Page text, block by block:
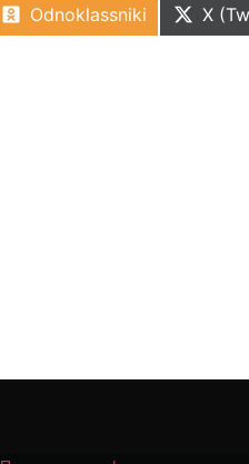
Odnoklassniki X